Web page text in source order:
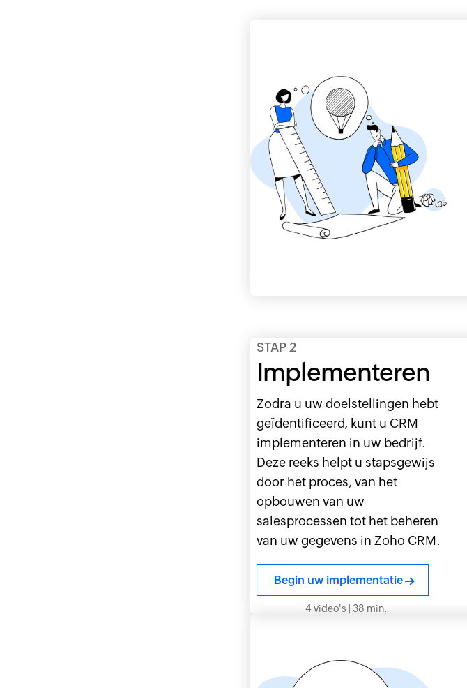
STAP 2
Implementeren
Zodra u uw doelstellingen hebt
geïdentificeerd, kunt u CRM
implementeren in uw bedrijf.
Deze reeks helpt u stapsgewijs
door het proces, van het
opbouwen van uw
salesprocessen tot het beheren
van uw gegevens in Zoho CRM.
Begin uw implementatie
4 video's | 38 min.